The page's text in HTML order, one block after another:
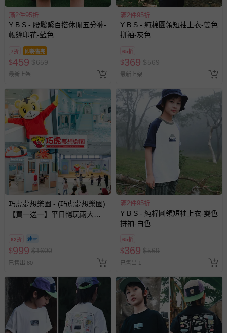
滿2件95折
Y B S - 腰鬆緊百搭休閒五分褲-
帳篷印花-藍色
7折 即將售完
$459 $659
最新上架
滿2件95折
Y B S - 純棉圓領短袖上衣-雙色
拼袖-灰色
65折
$369 $569
最新上架
巧虎夢想樂園 - (巧虎夢想樂園)
【買一送一】平日暢玩兩大一
換，贈送券現場領取)-效期至
2026/10/16 正券逾期視同現金
券使用
62折
$999 $1600
已售出 80
滿2件95折
Y B S - 純棉圓領短袖上衣-雙色
拼袖-白色
65折
$369 $569
已售出 1